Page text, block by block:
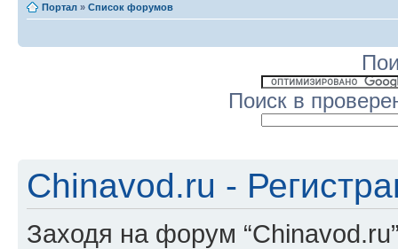
Портал » Список форумов
Поиск в
Chinavod.ru -
Заходя на форум